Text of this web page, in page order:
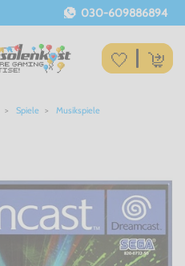
030-609886894
Spiele Musikspiele